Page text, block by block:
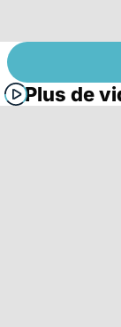
Plus de